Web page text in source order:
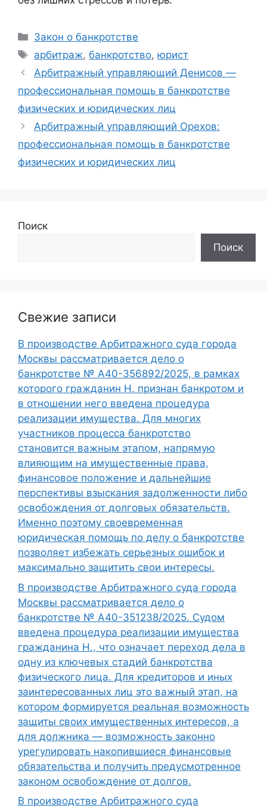
Рубрики
Закон о банкротстве
Метки
арбитраж,банкротство,юрист
Арбитражный управляющий Денисов —
профессиональная помощь в банкротстве
физических и юридических лиц
Арбитражный управляющий Орехов:
профессиональная помощь в банкротстве
физических и юридических лиц
Поиск
Поиск
Свежие записи
В производстве Арбитражного суда города
Москвы рассматривается дело о
банкротстве № А40-356892/2025, в рамках
которого гражданин Н. признан банкротом и
в отношении него введена процедура
реализации имущества. Для многих
участников процесса банкротство
становится важным этапом, напрямую
влияющим на имущественные права,
финансовое положение и дальнейшие
перспективы взыскания задолженности либо
освобождения от долговых обязательств.
Именно поэтому своевременная
юридическая помощь по делу о банкротстве
позволяет избежать серьезных ошибок и
максимально защитить свои интересы.
В производстве Арбитражного суда города
Москвы рассматривается дело о
банкротстве № А40-351238/2025. Судом
введена процедура реализации имущества
гражданина Н., что означает переход дела в
одну из ключевых стадий банкротства
физического лица. Для кредиторов и иных
заинтересованных лиц это важный этап, на
котором формируется реальная возможность
защиты своих имущественных интересов, а
для должника — возможность законно
урегулировать накопившиеся финансовые
обязательства и получить предусмотренное
законом освобождение от долгов.
В производстве Арбитражного суда